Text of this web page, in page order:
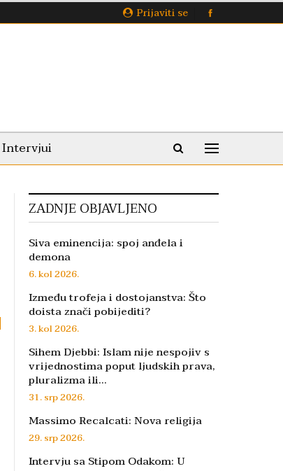
Prijaviti se
Intervjui
ZADNJE OBJAVLJENO
Siva eminencija: spoj anđela i
demona
6. kol 2026.
Između trofeja i dostojanstva: Što
doista znači pobijediti?
3. kol 2026.
Sihem Djebbi: Islam nije nespojiv s
vrijednostima poput ljudskih prava,
pluralizma ili…
31. srp 2026.
Massimo Recalcati: Nova religija
29. srp 2026.
Intervju sa Stipom Odakom: U